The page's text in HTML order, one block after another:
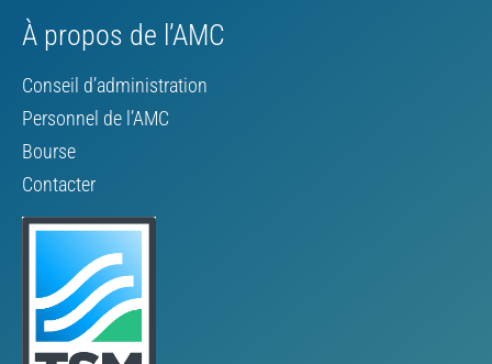
À propos de l’AMC
Conseil d’administration
Personnel de l’AMC
Bourse
Contacter